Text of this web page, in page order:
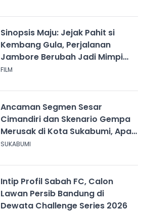
Sinopsis Maju: Jejak Pahit si
Kembang Gula, Perjalanan
Jambore Berubah Jadi Mimpi
Buruk
FILM
Ancaman Segmen Sesar
Cimandiri dan Skenario Gempa
Merusak di Kota Sukabumi, Apa
yang Harus Dilakukan?
SUKABUMI
Intip Profil Sabah FC, Calon
Lawan Persib Bandung di
Dewata Challenge Series 2026